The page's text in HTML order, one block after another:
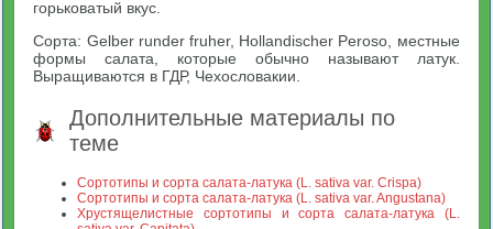
горьковатый вкус.
Сорта: Gelber runder fruher, Hollandischer Peroso, местные
формы салата, которые обычно называют латук.
Выращиваются в ГДР, Чехословакии.
Дополнительные материалы по
теме
Сортотипы и сорта салата-латука (L. sativa var. Crispa)
Сортотипы и сорта салата-латука (L. sativa var. Angustana)
Хрустящелистные сортотипы и сорта салата-латука (L.